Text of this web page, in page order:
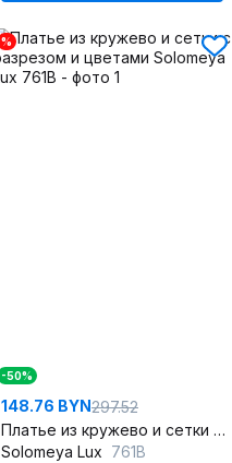
%
-50%
148.76 BYN297.52
Платье из кружево и сетки с разрезом и цветами
Solomeya Lux 761B